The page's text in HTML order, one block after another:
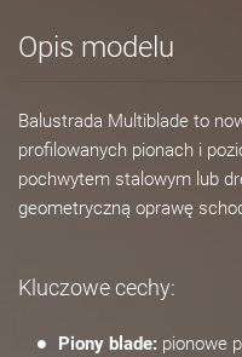
Opis modelu
Balustrada Multiblade to
profilowanych pionach i
pochwytem stalowym lub
geometryczną oprawę
Kluczowe cechy:
Piony blade: pionowe